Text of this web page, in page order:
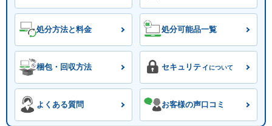
処分方法と料金 処分可能品一覧
梱包・回収方法 セキュリティ について
よくある質問 お客様の声口コミ